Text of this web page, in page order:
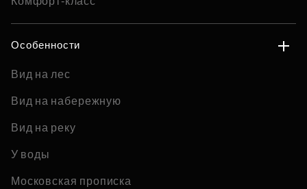
Особенности
Вид на лес
Вид на набережную
Вид на реку
У воды
Московская прописка